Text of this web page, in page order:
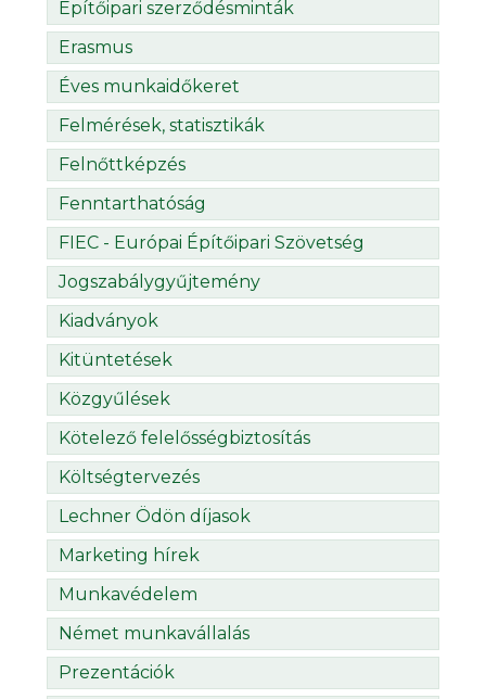
Építőipari szerződésminták
Erasmus
Éves munkaidőkeret
Felmérések, statisztikák
Felnőttképzés
Fenntarthatóság
FIEC - Európai Építőipari Szövetség
Jogszabálygyűjtemény
Kiadványok
Kitüntetések
Közgyűlések
Kötelező felelősségbiztosítás
Költségtervezés
Lechner Ödön díjasok
Marketing hírek
Munkavédelem
Német munkavállalás
Prezentációk